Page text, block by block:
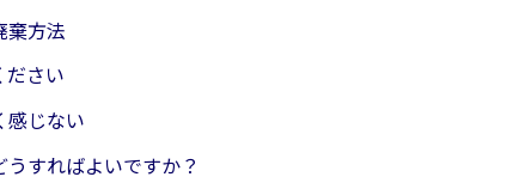
棄方法
ださい
感じない
すればよいですか？